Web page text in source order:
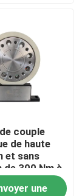
couple
de haute
et sans
300 Nm à
une